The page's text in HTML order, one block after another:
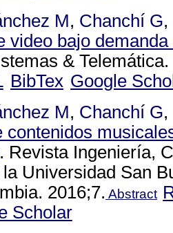
M, Chanchí G,
video bajo
&
BibTex Google
M, Chanchí G,
contenidos
. Revista Ingeniería,
Universidad San
2016;7. Abstract
Scholar